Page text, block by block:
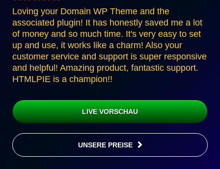
Loving your Domain WP Theme and the
associated plugin! It has honestly saved me a lot
of money and so much time. It's very easy to set
up and use, it works like a charm! Also your
customer service and support is super responsive
and helpful! Amazing product, fantastic support.
HTMLPIE is a champion!!
LIVE VORSCHAU
UNSERE PREISE